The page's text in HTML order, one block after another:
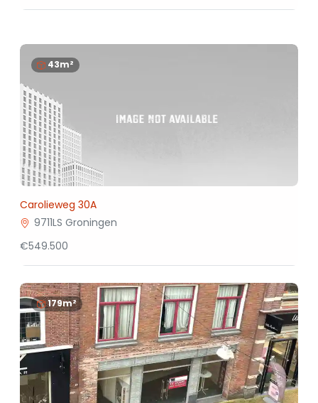
43m²
Carolieweg 30A
9711LS Groningen
€549.500
179m²